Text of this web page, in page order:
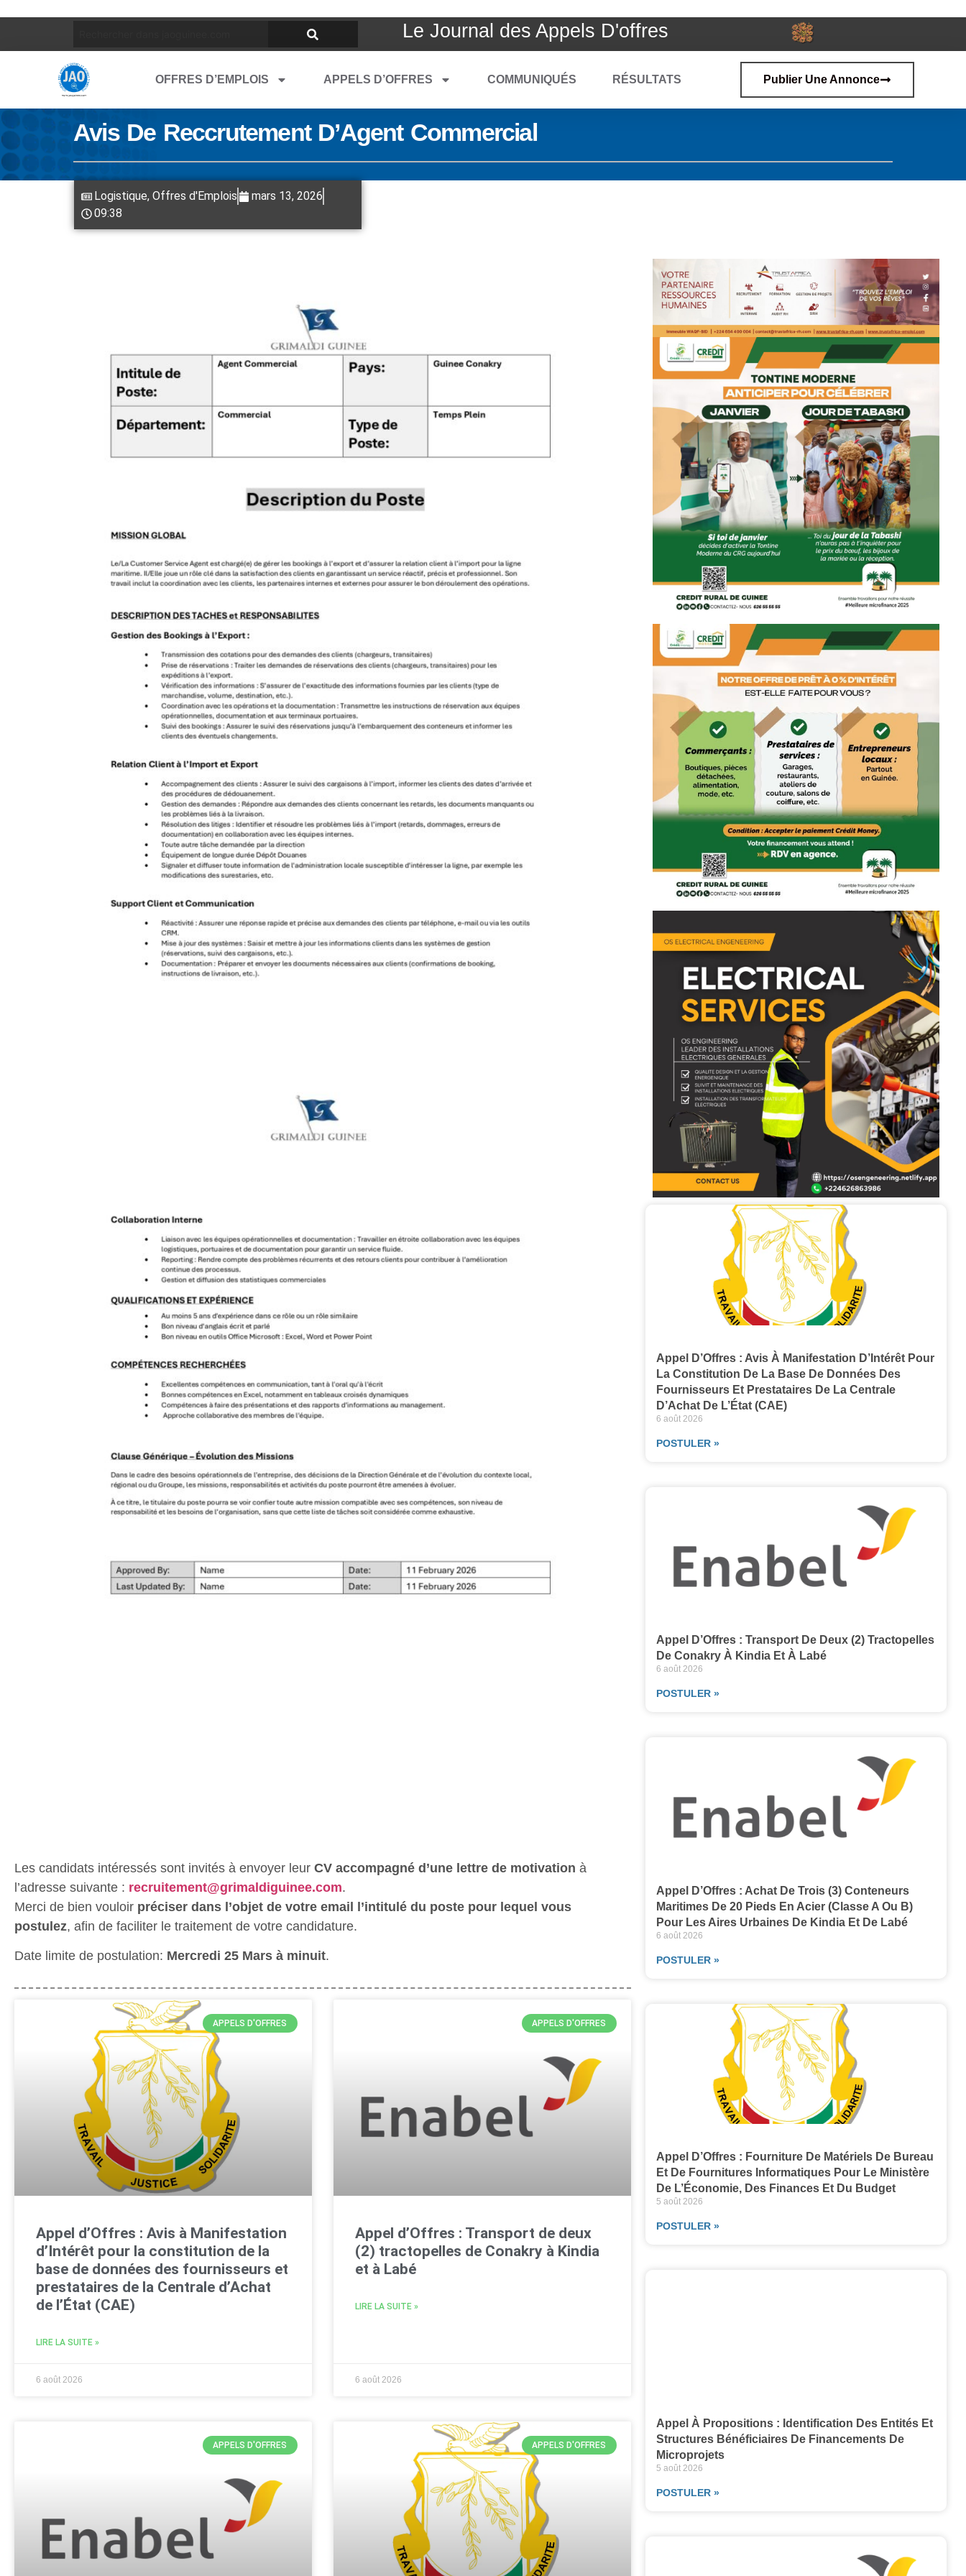
Le Journal des Appels D'offres
OFFRES D’EMPLOIS APPELS D’OFFRES COMMUNIQUÉS RÉSULTATS Publier Une Annonce
Avis De Reccrutement D’Agent Commercial
Logistique, Offres d'Emplois
mars 13, 2026
09:38
Les candidats intéressés sont invités à envoyer leur CV accompagné d’une lettre de motivation à
l’adresse suivante : recruitement@grimaldiguinee.com.
Merci de bien vouloir préciser dans l’objet de votre email l’intitulé du poste pour lequel vous
postulez, afin de faciliter le traitement de votre candidature.
Date limite de postulation: Mercredi 25 Mars à minuit.
APPELS D'OFFRES
Appel d’Offres : Avis à Manifestation
d’Intérêt pour la constitution de la
base de données des fournisseurs et
prestataires de la Centrale d’Achat
de l’État (CAE)
LIRE LA SUITE »
6 août 2026
APPELS D'OFFRES
Appel d’Offres : Transport de deux
(2) tractopelles de Conakry à Kindia
et à Labé
LIRE LA SUITE »
6 août 2026
APPELS D'OFFRES APPELS D'OFFRES
Appel D’Offres : Avis À Manifestation D’Intérêt Pour
La Constitution De La Base De Données Des
Fournisseurs Et Prestataires De La Centrale
D’Achat De L’État (CAE)
6 août 2026
POSTULER »
Appel D’Offres : Transport De Deux (2) Tractopelles
De Conakry À Kindia Et À Labé
6 août 2026
POSTULER »
Appel D’Offres : Achat De Trois (3) Conteneurs
Maritimes De 20 Pieds En Acier (classe A Ou B)
Pour Les Aires Urbaines De Kindia Et De Labé
6 août 2026
POSTULER »
Appel D’Offres : Fourniture De Matériels De Bureau
Et De Fournitures Informatiques Pour Le Ministère
De L’Économie, Des Finances Et Du Budget
5 août 2026
POSTULER »
Appel À Propositions : Identification Des Entités Et
Structures Bénéficiaires De Financements De
Microprojets
5 août 2026
POSTULER »